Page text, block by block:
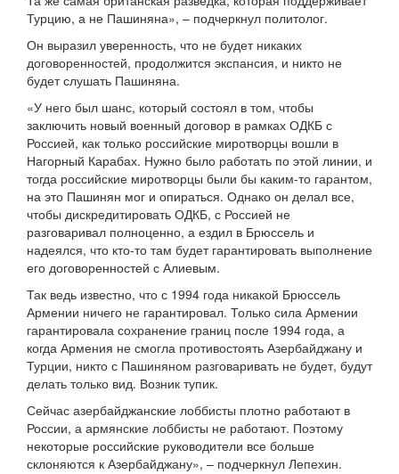
Турцию, а не Пашиняна», – подчеркнул политолог.
Он выразил уверенность, что не будет никаких
договоренностей, продолжится экспансия, и никто не
будет слушать Пашиняна.
«У него был шанс, который состоял в том, чтобы
заключить новый военный договор в рамках ОДКБ с
Россией, как только российские миротворцы вошли в
Нагорный Карабах. Нужно было работать по этой линии, и
тогда российские миротворцы были бы каким-то гарантом,
на это Пашинян мог и опираться. Однако он делал все,
чтобы дискредитировать ОДКБ, с Россией не
разговаривал полноценно, а ездил в Брюссель и
надеялся, что кто-то там будет гарантировать выполнение
его договоренностей с Алиевым.
Так ведь известно, что с 1994 года никакой Брюссель
Армении ничего не гарантировал. Только сила Армении
гарантировала сохранение границ после 1994 года, а
когда Армения не смогла противостоять Азербайджану и
Турции, никто с Пашиняном разговаривать не будет, будут
делать только вид. Возник тупик.
Сейчас азербайджанские лоббисты плотно работают в
России, а армянские лоббисты не работают. Поэтому
некоторые российские руководители все больше
склоняются к Азербайджану», – подчеркнул Лепехин.